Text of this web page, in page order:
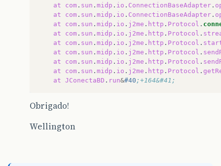
at
com . sun . midp . io . ConnectionBaseAdapter .
at
com . sun . midp . io . ConnectionBaseAdapter .
at
com . sun . midp . io . j2me . http . Protocol .
at
com . sun . midp . io . j2me . http . Protocol .
at
com . sun . midp . io . j2me . http . Protocol .
at
com . sun . midp . io . j2me . http . Protocol .
at
com . sun . midp . io . j2me . http . Protocol .
at
com . sun . midp . io . j2me . http . Protocol .
at JConectaBD . run&#40 ;+164&#41;
Obrigado!
Wellington